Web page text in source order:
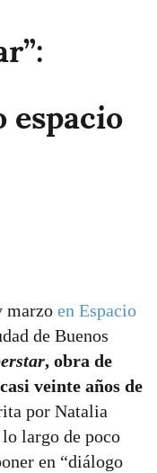
espacio
marzo en Espacio
de Buenos
, obra de
veinte años de
por Natalia
largo de poco
en “diálogo